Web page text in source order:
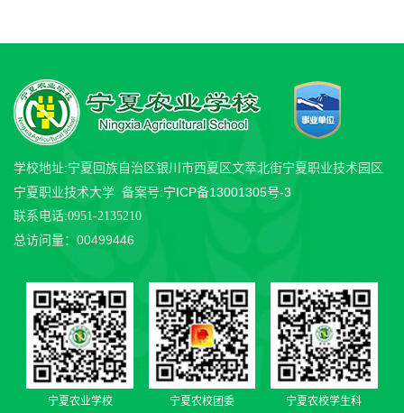
学校地址:宁夏回族自治区银川市西夏区文萃北街宁夏职业技术园区
宁夏职业技术大学 备案号:宁ICP备13001305号-3
联系电话:0951-2135210
总访问量： 00499446
宁夏农业学校 宁夏农校团委 宁夏农校学生科